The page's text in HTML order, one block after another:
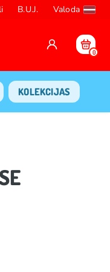
B.U.J. Valoda
0
KOLEKCIJAS